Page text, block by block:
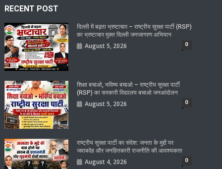
RECENT POST
दिल्ली में बढ़ता भ्रष्टाचार – राष्ट्रीय सुरक्षा पार्टी (RSP)
का भ्रष्टाचार मुक्त दिल्ली जनजागरण अभियान
August 5, 2026 0
शिक्षा बचाओ, भविष्य बचाओ – राष्ट्रीय सुरक्षा पार्टी
(RSP) का सरकारी विद्यालय बचाओ जनआंदोलन
August 5, 2026 0
राष्ट्रीय सुरक्षा पार्टी का संदेश: जनता के मुद्दों पर
जवाबदेह और जनहितकारी राजनीति की आवश्यकता
August 4, 2026 0